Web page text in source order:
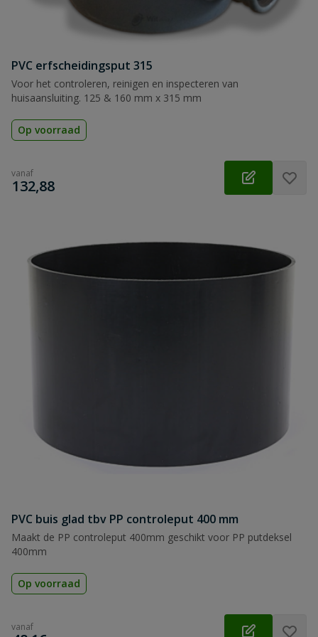
PVC erfscheidingsput 315
Voor het controleren, reinigen en inspecteren van
huisaansluiting. 125 & 160 mm x 315 mm
Op voorraad
vanaf
€
132,88
PVC buis glad tbv PP controleput 400 mm
Maakt de PP controleput 400mm geschikt voor PP putdeksel
400mm
Op voorraad
vanaf